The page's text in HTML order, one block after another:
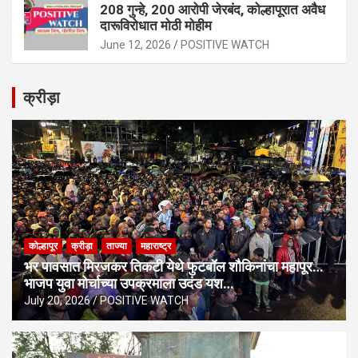
208 गुन्हे, 200 आरोपी जेरबंद, कोल्हापूरात अवैध
दारूविरोधात मोठी मोहीम
June 12, 2026 POSITIVE WATCH
क्रीड़ा
कोल्हापूर क्रीड़ा ताज्या महाराष्ट्र
भर पावसात मिरजकर तिकटी येथे फुटबॉल शौकिनांचा महापूर…
भाजप युवा मोर्चाच्या उपक्रमाला उदंड यश…
July 20, 2026 POSITIVE WATCH